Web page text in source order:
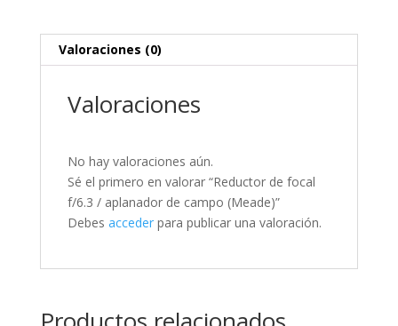
Valoraciones (0)
Valoraciones
No hay valoraciones aún.
Sé el primero en valorar “Reductor de focal
f/6.3 / aplanador de campo (Meade)”
Debes accederpara publicar una valoración.